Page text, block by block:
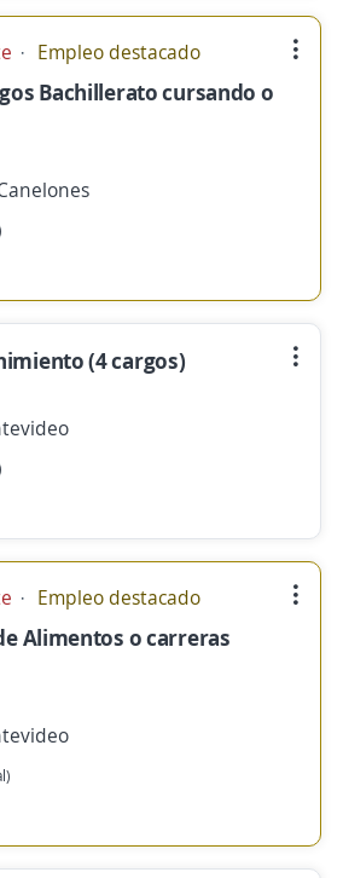
Empleo destacado
Bachillerato cursando o
(4 cargos)
Empleo destacado
Alimentos o carreras